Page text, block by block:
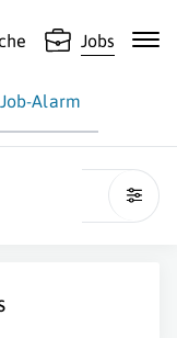
Jobs
Job-Alarm